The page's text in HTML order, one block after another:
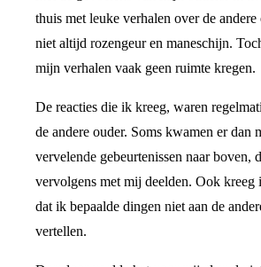
thuis met leuke verhalen over de
niet altijd rozengeur en maneschijn.
mijn verhalen vaak geen ruimte kregen.
De reacties die ik kreeg, waren
de andere ouder. Soms kwamen er dan
vervelende gebeurtenissen naar boven,
vervolgens met mij deelden. Ook kreeg
dat ik bepaalde dingen niet aan de
vertellen.